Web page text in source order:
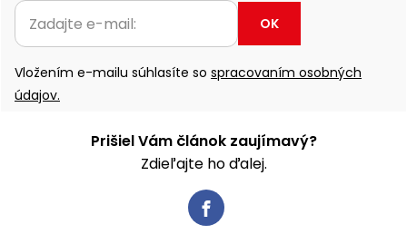
OK
Vložením e-mailu súhlasíte so spracovaním osobných
údajov.
Prišiel Vám článok zaujímavý?
Zdieľajte ho ďalej.